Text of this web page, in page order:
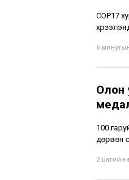
СОР17
6 минутын
Олон
100
дөрвөн
2 цагийн